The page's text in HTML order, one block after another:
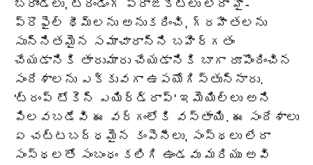
బ్రాండ్‌లు, ట్రెండింగ్ ప్రాజెక్ట్‌లు లేదా హై-
ప్రొఫైల్ థీమ్‌లను అనుకరించి, గ్రహీతలను
సున్నితమైన సమాచారాన్ని బహిర్గతం
చేయడానికి తారుమారు చేయడానికి బాగా రూపొందించిన
సందేశాలను ఎక్కువగా ఉపయోగిస్తున్నారు.
'ట్రంప్ టోకెన్ ఎయిర్‌డ్రాప్' ఇమెయిల్‌లు అని
పిలవబడేవి ఈ వర్గంలోకి వస్తాయి. ఈ సందేశాలు
ఏ చట్టబద్ధమైన కంపెనీలు, సంస్థలు లేదా
సంస్థలతో సంబంధం కలిగి ఉండవు మరియు అవి